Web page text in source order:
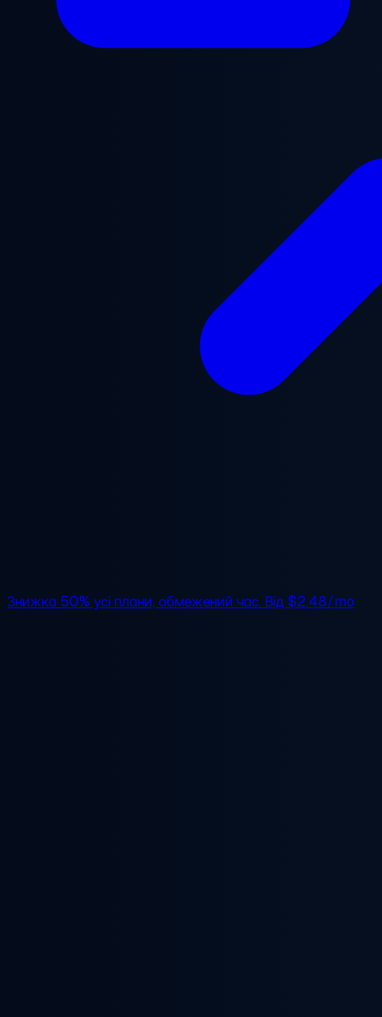
Знижка 50% усі плани, обмежений час. Від$2.48/mo